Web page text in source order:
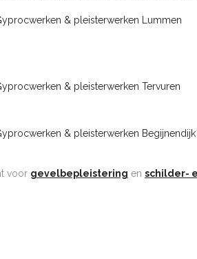
& pleisterwerken Lummen
& pleisterwerken Tervuren
& pleisterwerken Begijnendijk
voor gevelbepleistering en schilder-